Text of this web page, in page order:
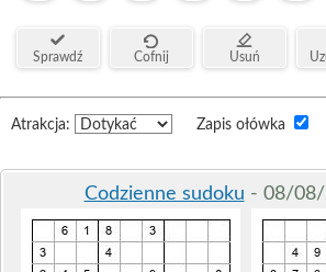
Sprawdź Cofnij Usuń
Atrakcja: Zapis ołówka
Codzienne sudoku - 08/08/